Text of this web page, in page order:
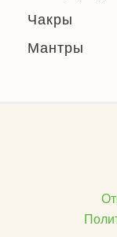
Чакры
Мантры